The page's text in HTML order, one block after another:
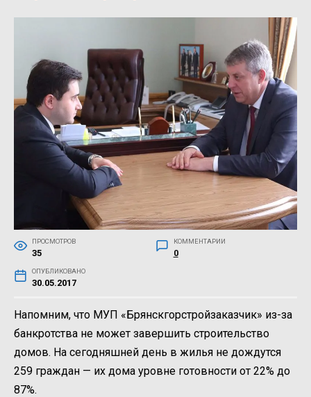
ПРОСМОТРОВ
35
КОММЕНТАРИИ
0
ОПУБЛИКОВАНО
30.05.2017
Напомним, что МУП «Брянскгорстройзаказчик» из-за
банкротства не может завершить строительство
домов. На сегодняшней день в жилья не дождутся
259 граждан — их дома уровне готовности от 22% до
87%.